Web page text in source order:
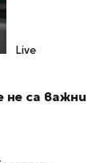
Live
са важни